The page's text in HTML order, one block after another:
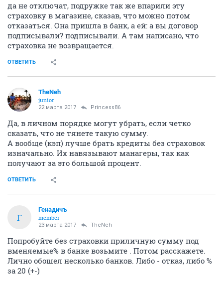
да не отключат, подружке так же впарили эту
страховку в магазине, сказав, что можно потом
отказаться. Она пришла в банк, а ей: а вы договор
подписывали? подписывали. А там написано, что
страховка не возвращается.
ОТВЕТИТЬ
TheNeh
junior
22 марта 2017 Princess86
Да, в личном порядке могут убрать, если четко
сказать, что не тянете такую сумму.
А вообще (кэп) лучше брать кредиты без страховок
изначально. Их навязывают манагеры, так как
получают за это большой процент.
ОТВЕТИТЬ
Г
Генадичъ
member
23 марта 2017 TheNeh
Попробуйте без страховки приличную сумму под
вменяемые% в банке возьмите . Потом расскажете.
Лично обошел несколько банков. Либо - отказ, либо %
за 20 (+-)